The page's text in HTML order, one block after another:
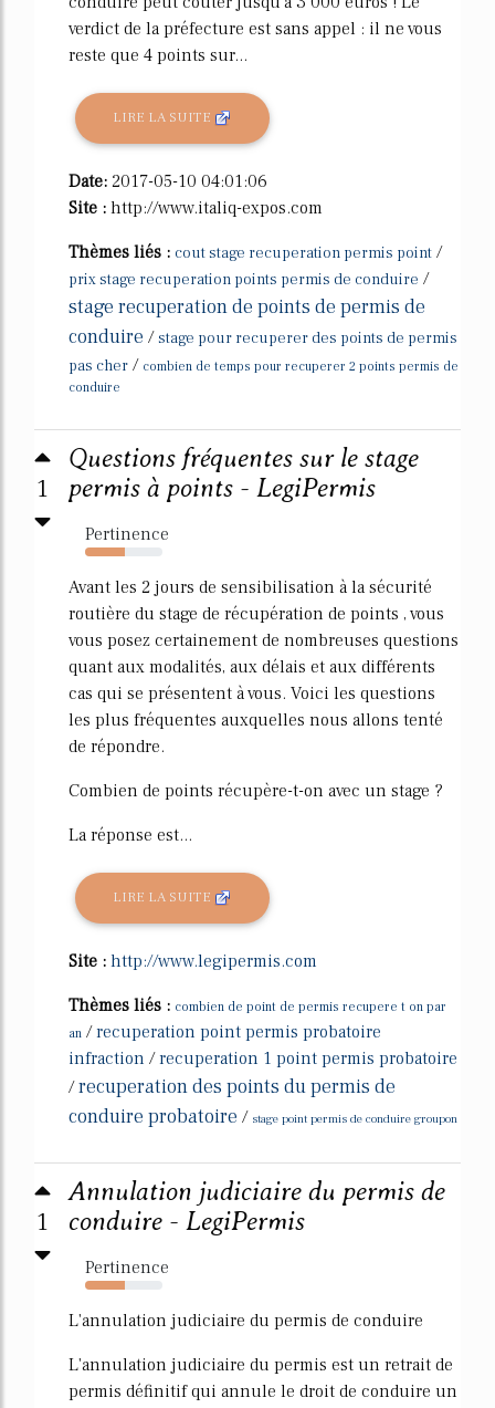
verdict de la préfecture est sans appel : il ne vous
reste que 4 points sur...
LIRE LA SUITE
Date: 2017-05-10 04:01:06
Site : http://www.italiq-expos.com
Thèmes liés : cout stage recuperation permis point /
prix stage recuperation points permis de conduire /
stage recuperation de points de permis de
conduire /stage pour recuperer des points de permis
pas cher / combien de temps pour recuperer 2 points permis de
conduire
1
Questions fréquentes sur le stage
permis à points - LegiPermis
Pertinence
52%
Avant les 2 jours de sensibilisation à la sécurité
routière du stage de récupération de points , vous
vous posez certainement de nombreuses questions
quant aux modalités, aux délais et aux différents
cas qui se présentent à vous. Voici les questions
les plus fréquentes auxquelles nous allons tenté
de répondre.
Combien de points récupère-t-on avec un stage ?
La réponse est...
LIRE LA SUITE
Site : http://www.legipermis.com
Thèmes liés : combien de point de permis recupere t on par
an /recuperation point permis probatoire
infraction /recuperation 1 point permis probatoire
/recuperation des points du permis de
conduire probatoire / stage point permis de conduire groupon
1
Annulation judiciaire du permis de
conduire - LegiPermis
Pertinence
51%
L'annulation judiciaire du permis de conduire
L'annulation judiciaire du permis est un retrait de
permis définitif qui annule le droit de conduire un